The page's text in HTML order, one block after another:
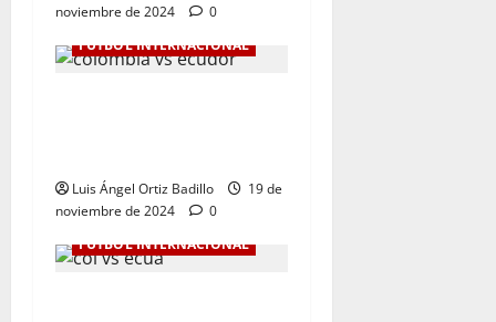
noviembre de 2024
0
FÚTBOL INTERNACIONAL
Luis Ángel Ortiz Badillo
19 de
noviembre de 2024
0
FÚTBOL INTERNACIONAL